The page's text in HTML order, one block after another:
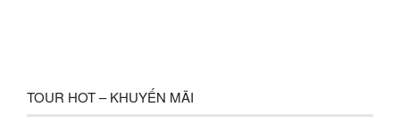
TOUR HOT – KHUYẾN MÃI